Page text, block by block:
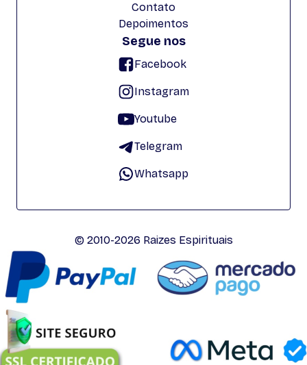
Contato
Depoimentos
Segue nos
Facebook
Instagram
Youtube
Telegram
Whatsapp
© 2010-2026 Raizes Espirituais